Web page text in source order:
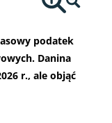
podatek
Danina
r., ale objąć